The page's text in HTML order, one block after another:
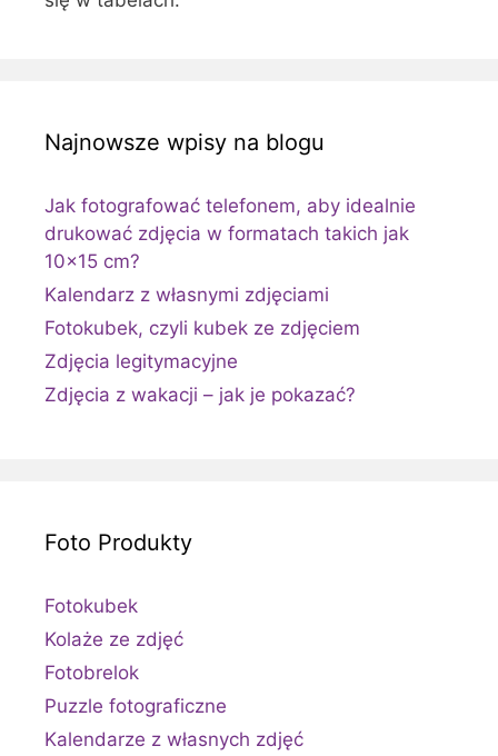
Najnowsze wpisy na blogu
Jak fotografować telefonem, aby idealnie
drukować zdjęcia w formatach takich jak
10×15 cm?
Kalendarz z własnymi zdjęciami
Fotokubek, czyli kubek ze zdjęciem
Zdjęcia legitymacyjne
Zdjęcia z wakacji – jak je pokazać?
Foto Produkty
Fotokubek
Kolaże ze zdjęć
Fotobrelok
Puzzle fotograficzne
Kalendarze z własnych zdjęć